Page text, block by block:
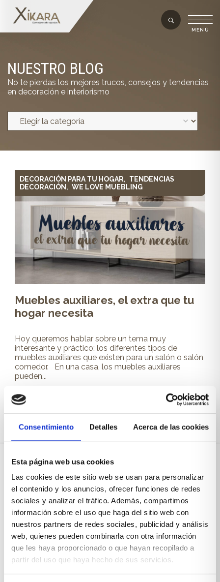
Consentimiento Detalles Acerca de las cookies
Esta página web usa cookies
Las cookies de este sitio web se usan para personalizar
el contenido y los anuncios, ofrecer funciones de redes
sociales y analizar el tráfico. Además, compartimos
información sobre el uso que haga del sitio web con
nuestros partners de redes sociales, publicidad y análisis
web, quienes pueden combinarla con otra información
que les haya proporcionado o que hayan recopilado a
partir del uso que haya hecho de sus servicios.
NUESTRO BLOG
No te pierdas los mejores trucos, consejos y tendencias
en decoración e interiorismo
DECORACIÓN PARA TU HOGAR, TENDENCIAS
DECORACIÓN , WE LOVE MUEBLING
Muebles auxiliares, el extra que tu
hogar necesita
Hoy queremos hablar sobre un tema muy
interesante y práctico: los diferentes tipos de
muebles auxiliares que existen para un salón o salón
comedor. En una casa, los muebles auxiliares
pueden...
Leer más
Sobre Xíkara
Inicio
Blog
Reseñas Google